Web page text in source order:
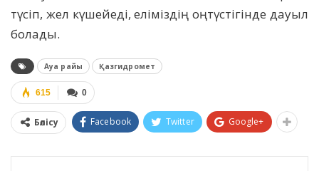
түсіп, жел күшейеді, еліміздің оңтүстігінде дауыл
болады.
Ауа райы Қазгидромет
0
615
Бөлісу Facebook Twitter Google+